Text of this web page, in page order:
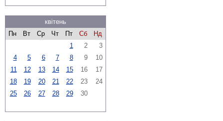
квітень
Пн
Вт Ср Чт Пт Сб
Нд
1
2
3
4
5 6 7 8 9
10
11
12 13 14 15 16
17
18
19 20 21 22 23
24
25
26 27 28 29 30